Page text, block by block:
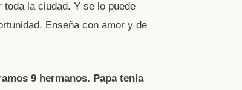
la ciudad. Y se lo puede
Enseña con amor y de
9 hermanos. Papa tenía